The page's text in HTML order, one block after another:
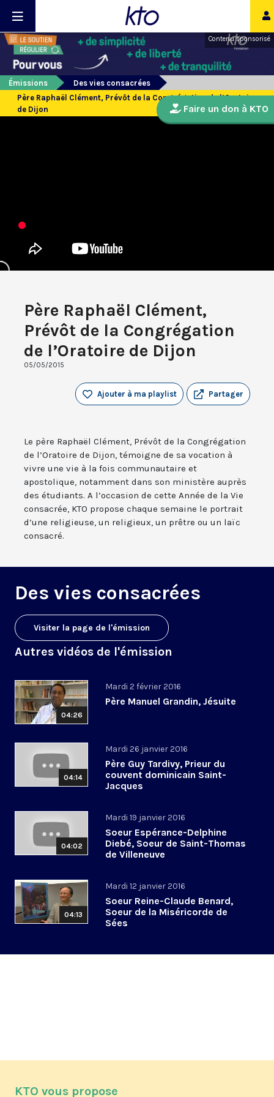
Contenu sponsorisé
Émissions
Des vies consacrées
Père Raphaël Clément, Prévôt de la Congrégation de l’Oratoire
de Dijon
Père Raphaël Clément,
Prévôt de la Congrégation
de l’Oratoire de Dijon
05/05/2015
Partager
Ajouter à ma playlist
Le père Raphaël Clément, Prévôt de la Congrégation
de l’Oratoire de Dijon, témoigne de sa vocation à
vivre une vie à la fois communautaire et
apostolique, notamment dans son ministère auprès
des étudiants. A l’occasion de cette Année de la Vie
consacrée, KTO propose chaque semaine le portrait
d’une religieuse, un religieux, un prêtre ou un laïc
consacré.
Des vies consacrées
Visiter la page de l'émission
Autres vidéos de l'émission
04:26
Mardi 2 février 2016
Père Manuel Grandin, Jésuite
04:14
Mardi 26 janvier 2016
Père Guy Tardivy, Prieur du
couvent dominicain Saint-
Jacques
04:02
Mardi 19 janvier 2016
Soeur Espérance-Delphine
Diebé, Soeur de Saint-Thomas
de Villeneuve
04:13
Mardi 12 janvier 2016
Soeur Reine-Claude Benard,
Soeur de la Miséricorde de
Sées
Faire un don à KTO
KTO vous propose